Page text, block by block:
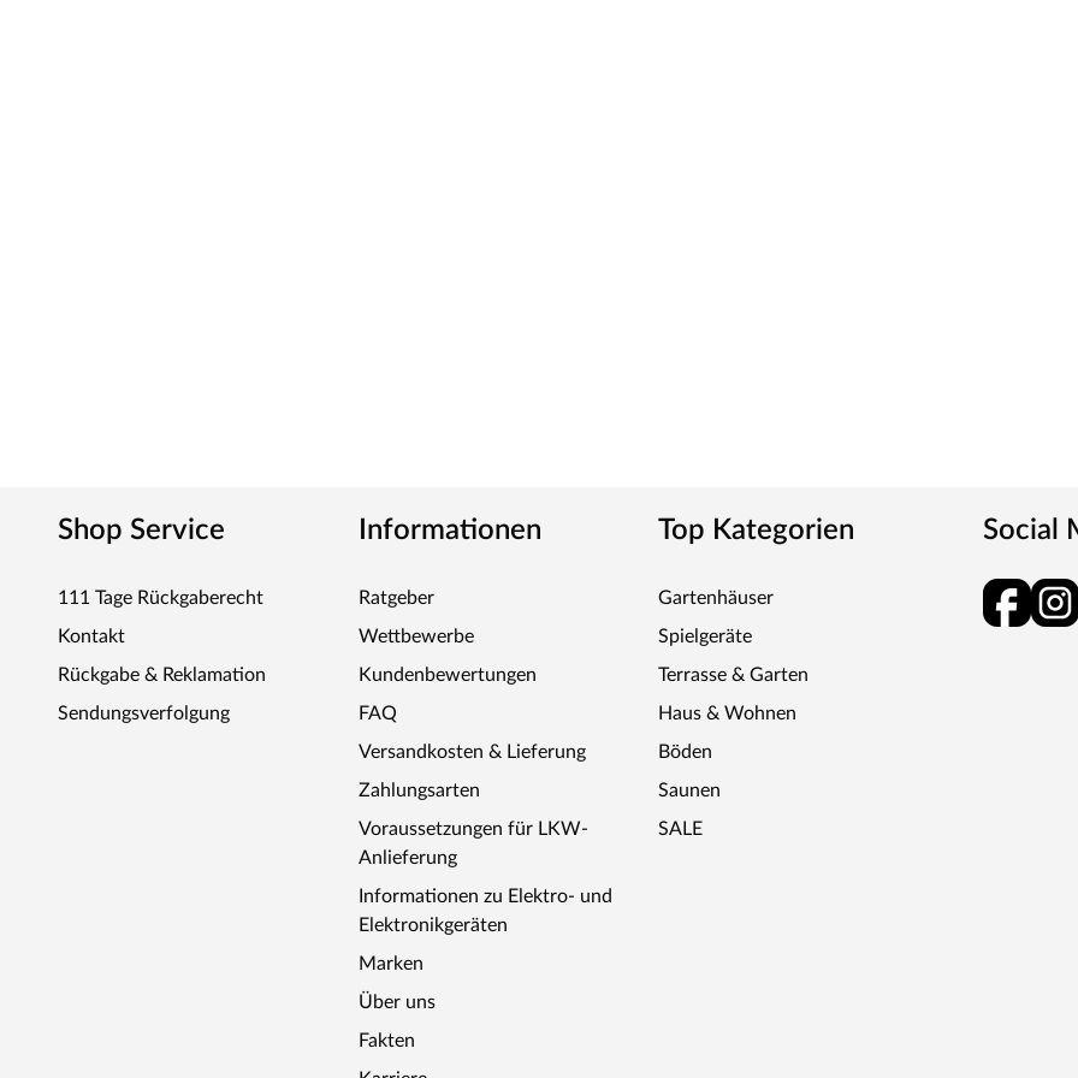
Shop Service
111 Tage Rückgaberecht
Kontakt
Rückgabe & Reklamation
Sendungsverfolgung
Informationen
Ratgeber
Wettbewerbe
Kundenbewertungen
FAQ
Versandkosten & Lieferung
Zahlungsarten
Voraussetzungen für LKW-
Anlieferung
Informationen zu Elektro- und
Elektronikgeräten
Marken
Über uns
Fakten
Top Kategorien
Gartenhäuser
Spielgeräte
Terrasse & Garten
Haus & Wohnen
Böden
Saunen
SALE
Social